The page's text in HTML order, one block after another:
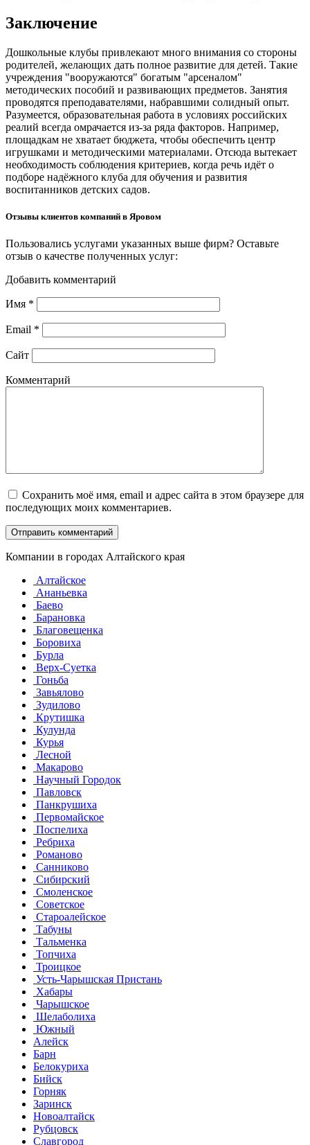
Заключение
Дошкольные клубы привлекают много внимания со стороны
родителей, желающих дать полное развитие для детей. Такие
учреждения "вооружаются" богатым "арсеналом"
методических пособий и развивающих предметов. Занятия
проводятся преподавателями, набравшими солидный опыт.
Разумеется, образовательная работа в условиях российских
реалий всегда омрачается из-за ряда факторов. Например,
площадкам не хватает бюджета, чтобы обеспечить центр
игрушками и методическими материалами. Отсюда вытекает
необходимость соблюдения критериев, когда речь идёт о
подборе надёжного клуба для обучения и развития
воспитанников детских садов.
Отзывы клиентов компаний в Яровом
Пользовались услугами указанных выше фирм? Оставьте
отзыв о качестве полученных услуг:
Добавить комментарий
Имя *
Email *
Сайт
Комментарий
Сохранить моё имя, email и адрес сайта в этом браузере для
последующих моих комментариев.
Компании в городах Алтайского края
Алтайское
Ананьевка
Баево
Барановка
Благовещенка
Боровиха
Бурла
Верх-Суетка
Гоньба
Завьялово
Зудилово
Крутишка
Кулунда
Курья
Лесной
Макарово
Научный Городок
Павловск
Панкрушиха
Первомайское
Поспелиха
Ребриха
Романово
Санниково
Сибирский
Смоленское
Советское
Староалейское
Табуны
Тальменка
Топчиха
Троицкое
Усть-Чарышская Пристань
Хабары
Чарышское
Шелаболиха
Южный
Алейск
Барн
Белокуриха
Бийск
Горняк
Заринск
Новоалтайск
Рубцовск
Славгород